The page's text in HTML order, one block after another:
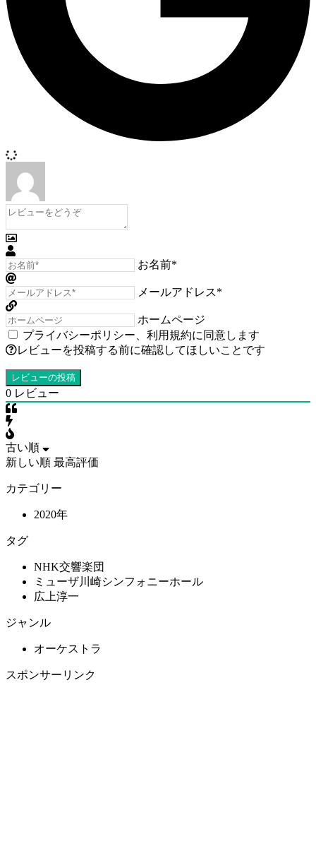
お名前*
メールアドレス*
ホームページ
プライバシーポリシー
利用規約に同意します
レビューを投稿する前に確認してほしいことです
0 レビュー
古い順
新しい順 最高評価
カテゴリー
2020年
タグ
NHK交響楽団
ミューザ川崎シンフォニーホール
広上淳一
ジャンル
オーケストラ
スポンサーリンク